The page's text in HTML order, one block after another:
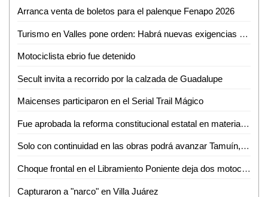
Arranca venta de boletos para el palenque Fenapo 2026
Turismo en Valles pone orden: Habrá nuevas exigencias para Airbnb, guías y parajes
Motociclista ebrio fue detenido
Secult invita a recorrido por la calzada de Guadalupe
Maicenses participaron en el Serial Trail Mágico
Fue aprobada la reforma constitucional estatal en materia electoral
Solo con continuidad en las obras podrá avanzar Tamuín, afirma exalcalde
Choque frontal en el Libramiento Poniente deja dos motociclistas inconscientes
Capturaron a "narco" en Villa Juárez